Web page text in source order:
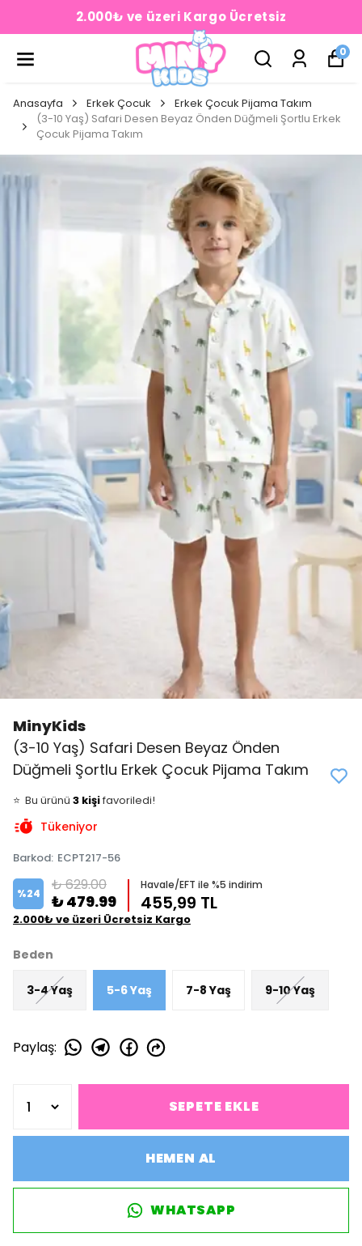
2.000₺ ve üzeri Kargo Ücretsiz
0
Anasayfa Erkek Çocuk
Erkek Çocuk Pijama Takım
(3-10 Yaş) Safari Desen Beyaz Önden Düğmeli Şortlu Erkek
Çocuk Pijama Takım
MinyKids
(3-10 Yaş) Safari Desen Beyaz Önden
Düğmeli Şortlu Erkek Çocuk Pijama Takım
Şu an 2 kişi
⭐️ Bu ürünü 3 kişifavoriledi!
🛒 2 kişisepetine ekledi!
Bugün 0 adet
Tükeniyor
Barkod: ECPT217-56
%24 ₺ 629.00
₺ 479.99
Havale/EFT ile %5 indirim
455,99 TL
2.000₺ ve üzeri Ücretsiz Kargo
Beden
3-4 Yaş 5-6 Yaş 7-8 Yaş 9-10 Yaş
Paylaş:
SEPETE EKLE
HEMEN AL
WHATSAPP